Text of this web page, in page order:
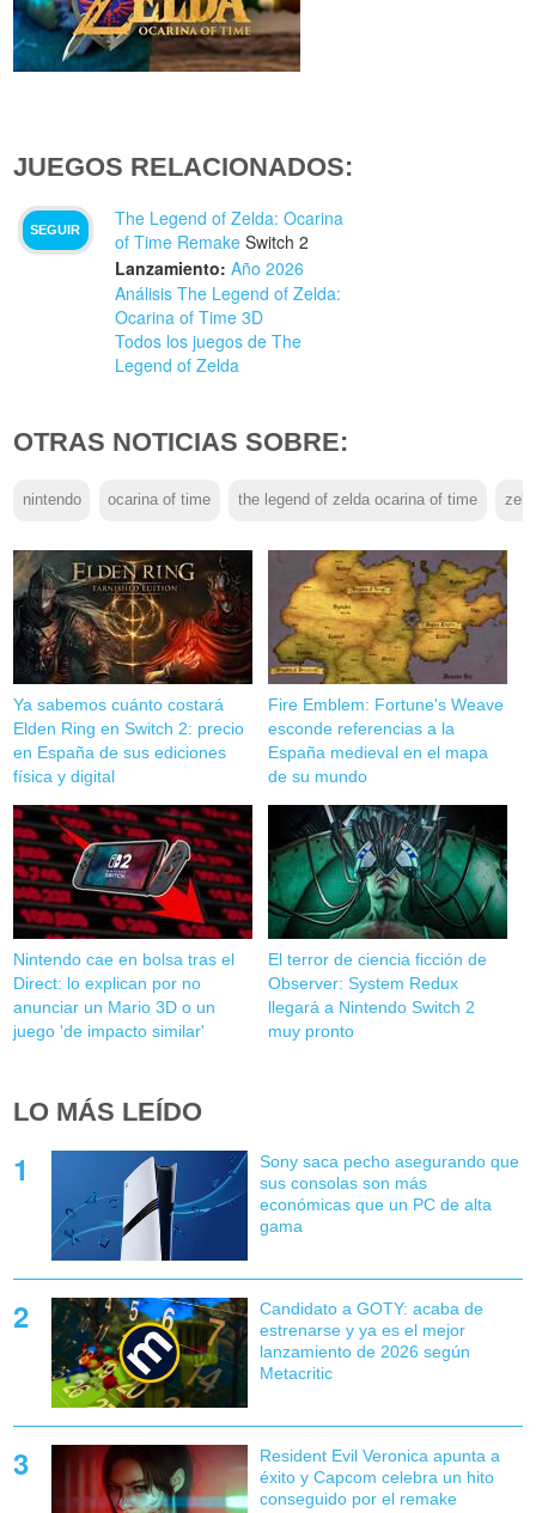
JUEGOS RELACIONADOS:
SEGUIR
The Legend of Zelda: Ocarina
of Time Remake Switch 2
Lanzamiento: Año 2026
Análisis The Legend of Zelda:
Ocarina of Time 3D
Todos los juegos de The
Legend of Zelda
OTRAS NOTICIAS SOBRE:
nintendo ocarina of time the legend of zelda ocarina of time
Ya sabemos cuánto costará
Elden Ring en Switch 2: precio
en España de sus ediciones
física y digital
Fire Emblem: Fortune's Weave
esconde referencias a la
España medieval en el mapa
de su mundo
Nintendo cae en bolsa tras el
Direct: lo explican por no
anunciar un Mario 3D o un
juego 'de impacto similar'
El terror de ciencia ficción de
Observer: System Redux
llegará a Nintendo Switch 2
muy pronto
LO MÁS LEÍDO
Sony saca pecho asegurando que
sus consolas son más
económicas que un PC de alta
gama
Candidato a GOTY: acaba de
estrenarse y ya es el mejor
lanzamiento de 2026 según
Metacritic
Resident Evil Veronica apunta a
éxito y Capcom celebra un hito
conseguido por el remake